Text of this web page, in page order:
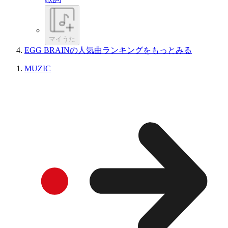
マイうた
EGG BRAINの人気曲ランキングをもっとみる
MUZIC